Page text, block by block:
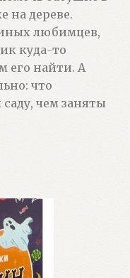
на дереве.
любимцев,
куда-то
его найти. А
что
чем заняты